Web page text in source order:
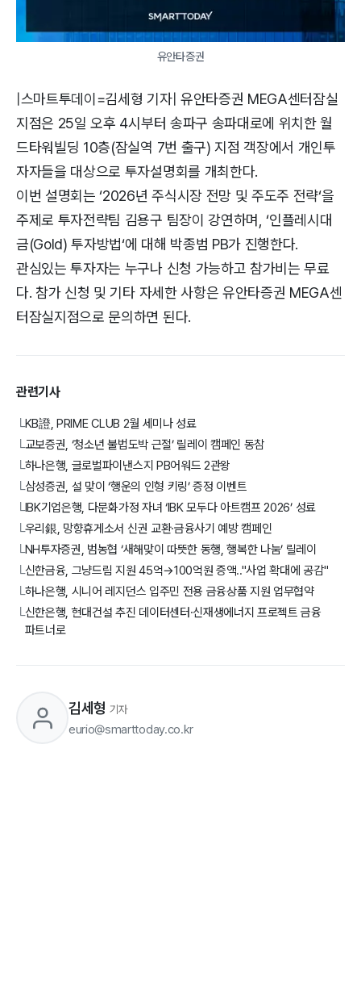
유안타증권
|스마트투데이=김세형 기자| 유안타증권 MEGA센터잠실
지점은 25일 오후 4시부터 송파구 송파대로에 위치한 월
드타워빌딩 10층(잠실역 7번 출구) 지점 객장에서 개인투
자자들을 대상으로 투자설명회를 개최한다.
이번 설명회는 ‘2026년 주식시장 전망 및 주도주 전략‘을
주제로 투자전략팀 김용구 팀장이 강연하며, ‘인플레시대
금(Gold) 투자방법‘에 대해 박종범 PB가 진행한다.
관심있는 투자자는 누구나 신청 가능하고 참가비는 무료
다. 참가 신청 및 기타 자세한 사항은 유안타증권 MEGA센
터잠실지점으로 문의하면 된다.
관련기사
└KB證, PRIME CLUB 2월 세미나 성료
└교보증권, ‘청소년 불법도박 근절’ 릴레이 캠페인 동참
└하나은행, 글로벌파이낸스지 PB어워드 2관왕
└삼성증권, 설 맞이 ‘행운의 인형 키링’ 증정 이벤트
└IBK기업은행, 다문화가정 자녀 ‘IBK 모두다 아트캠프 2026’ 성료
└우리銀, 망향휴게소서 신권 교환·금융사기 예방 캠페인
└NH투자증권, 범농협 ‘새해맞이 따뜻한 동행, 행복한 나눔’ 릴레이
└신한금융, 그냥드림 지원 45억→100억원 증액.."사업 확대에 공감"
└하나은행, 시니어 레지던스 입주민 전용 금융상품 지원 업무협약
└신한은행, 현대건설 추진 데이터센터·신재생에너지 프로젝트 금융
파트너로
김세형 기자
eurio@smarttoday.co.kr